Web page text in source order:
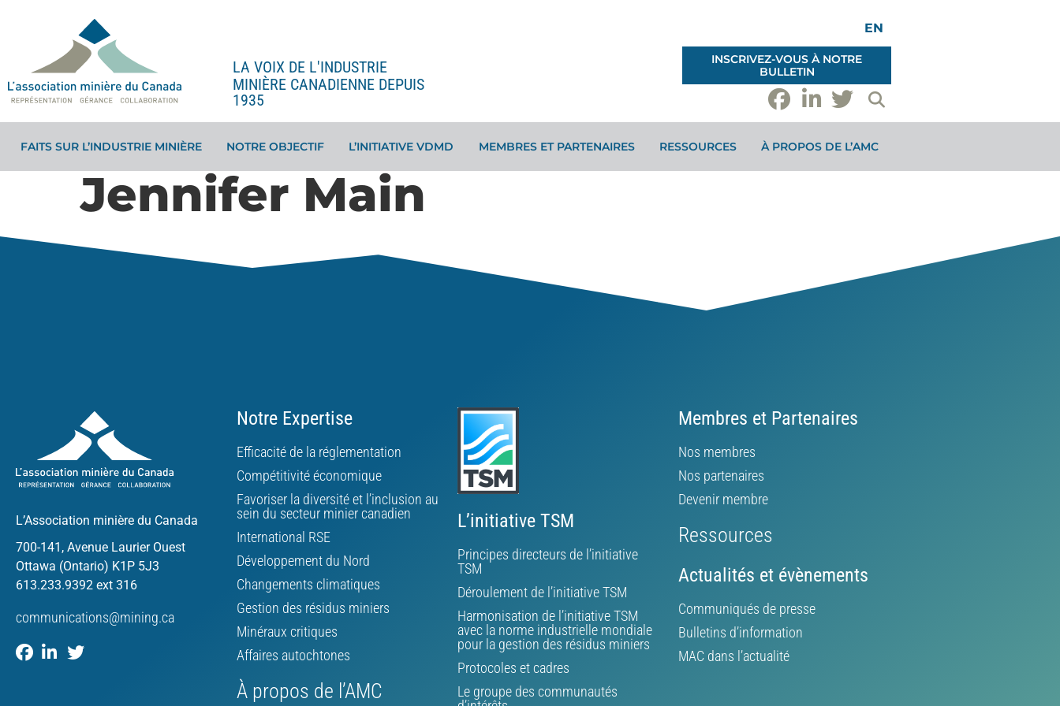
LA VOIX DE L'INDUSTRIE
MINIÈRE CANADIENNE DEPUIS
1935
EN
INSCRIVEZ-VOUS À NOTRE
BULLETIN
FAITS SUR L’INDUSTRIE MINIÈRE NOTRE OBJECTIF L’INITIATIVE VDMD MEMBRES ET PARTENAIRES RESSOURCES À PROPOS DE L’AMC
Jennifer Main
L’Association minière du Canada
700-141, Avenue Laurier Ouest
Ottawa (Ontario) K1P 5J3
613.233.9392 ext 316
communications@mining.ca
Notre Expertise
Efficacité de la réglementation
Compétitivité économique
Favoriser la diversité et l’inclusion au
sein du secteur minier canadien
International RSE
Développement du Nord
Changements climatiques
Gestion des résidus miniers
Minéraux critiques
Affaires autochtones
À propos de l’AMC
L’initiative TSM
Principes directeurs de l’initiative
TSM
Déroulement de l’initiative TSM
Harmonisation de l’initiative TSM
avec la norme industrielle mondiale
pour la gestion des résidus miniers
Protocoles et cadres
Le groupe des communautés
Membres et Partenaires
Nos membres
Nos partenaires
Devenir membre
Ressources
Actualités et évènements
Communiqués de presse
Bulletins d’information
MAC dans l’actualité